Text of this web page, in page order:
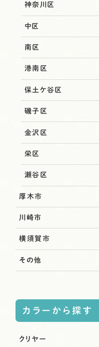
神奈川区
中区
南区
港南区
保土ケ谷区
磯子区
金沢区
栄区
瀬谷区
厚木市
川崎市
横須賀市
その他
カラーから探す
クリヤー